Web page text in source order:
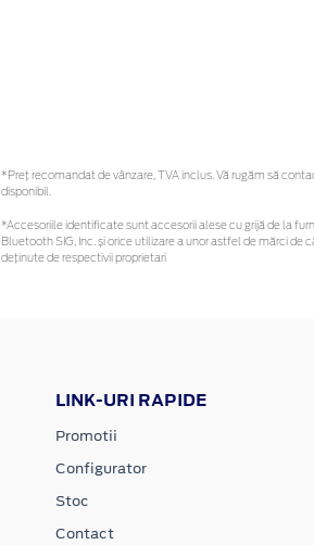
*Preţ recomandat de vânzare, TVA inclus. Vă rugăm să
disponibil.
*Accesoriile identificate sunt accesorii alese cu grijă de la
Bluetooth SIG, Inc. și orice utilizare a unor astfel de mărci
deținute de respectivii proprietari
LINK-URI RAPIDE
Promotii
Configurator
Stoc
Contact